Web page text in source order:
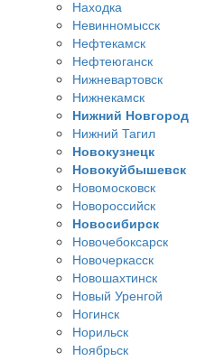
Находка
Невинномысск
Нефтекамск
Нефтеюганск
Нижневартовск
Нижнекамск
Нижний Новгород
Нижний Тагил
Новокузнецк
Новокуйбышевск
Новомосковск
Новороссийск
Новосибирск
Новочебоксарск
Новочеркасск
Новошахтинск
Новый Уренгой
Ногинск
Норильск
Ноябрьск